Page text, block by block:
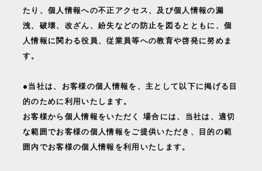
たり、個人情報への不正アクセス、及び個人情報の漏
洩、破壊、改ざん、紛失などの防止を図るとともに、個
人情報に関わる役員、従業員等への教育や啓発に努めま
す。
●当社は、お客様の個人情報を、主として以下に掲げる目
的のために利用いたします。
お客様から個人情報をいただく 場合には、当社は、適切
な範囲でお客様の個人情報をご提供いただき、目的の範
囲内でお客様の個人情報を利用いたします。